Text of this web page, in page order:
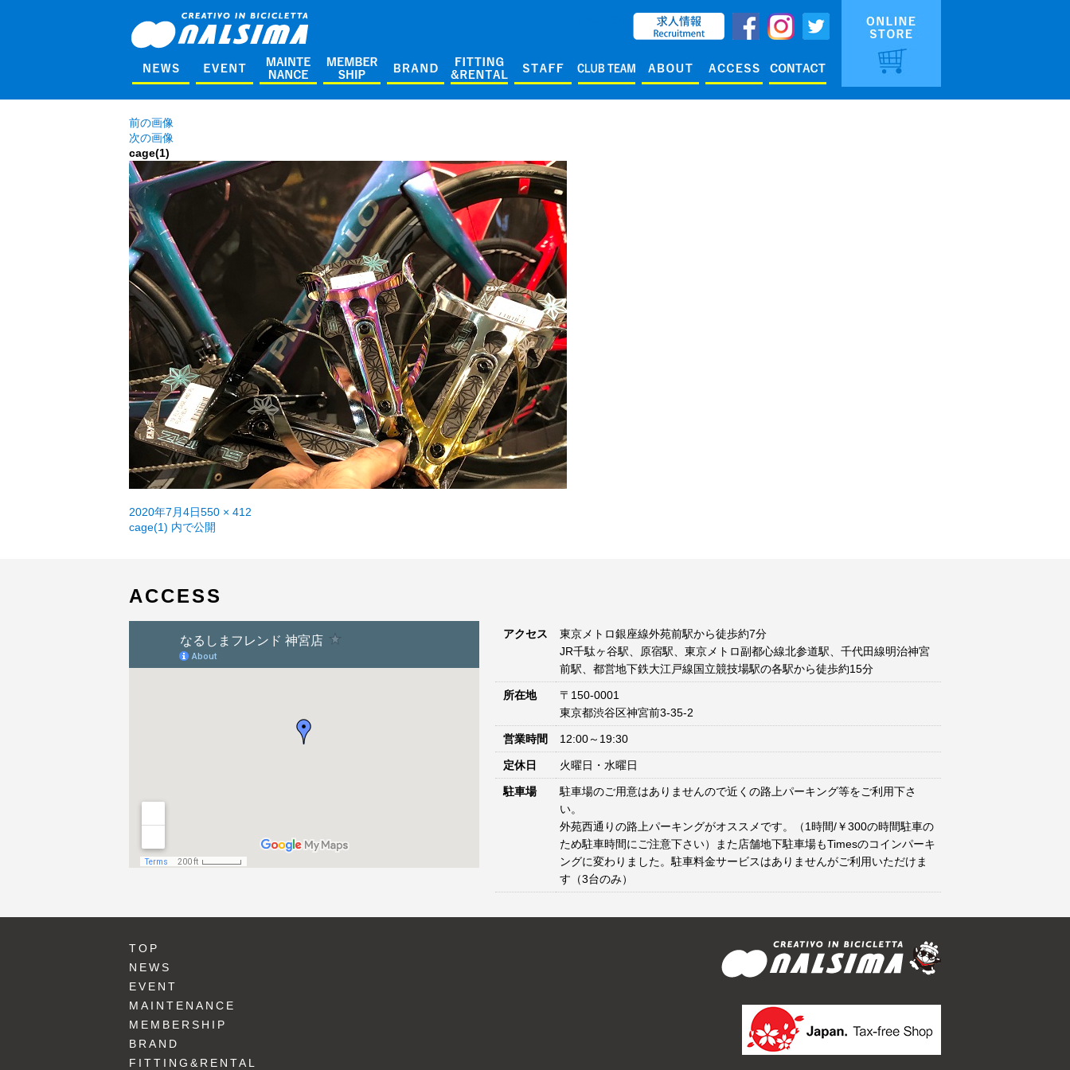
前の画像
次の画像
cage(1)
投
稿
2020年7月4日フ
ル
550 × 412
投
ゲ
ー
cage(1) 内で公開
ACCESS
アクセス
東京メトロ銀座線外苑前駅から徒歩約7分
JR千駄ヶ谷駅、原宿駅、東京メトロ副都心線北参道駅、千代田線明治神宮
前駅、都営地下鉄大江戸線国立競技場駅の各駅から徒歩約15分
所在地
〒150-0001
東京都渋谷区神宮前3-35-2
営業時間 12:00～19:30
定休日 火曜日・水曜日
駐車場
駐車場のご用意はありませんので近くの路上パーキング等をご利用下さ
い。
外苑西通りの路上パーキングがオススメです。（1時間/￥300の時間駐車の
ため駐車時間にご注意下さい）また店舗地下駐車場もTimesのコインパーキ
ングに変わりました。駐車料金サービスはありませんがご利用いただけま
す（3台のみ）
TOP
NEWS
EVENT
MAINTENANCE
MEMBERSHIP
BRAND
FITTING&RENTAL